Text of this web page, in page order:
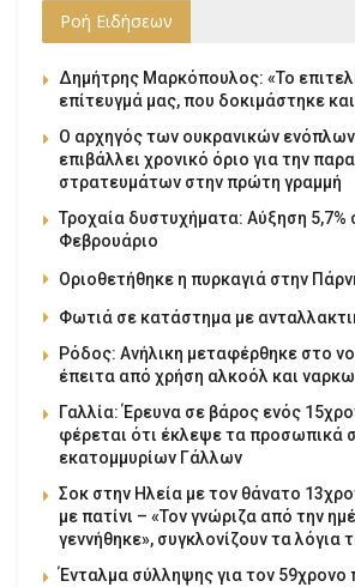
Ροή Ειδήσεων
Δημήτρης Μαρκόπουλος: «Το
επίτευγμά μας, που δοκιμάστηκε
Ο αρχηγός των ουκρανικών
επιβάλλει χρονικό όριο για την
στρατευμάτων στην πρώτη γραμμή
Τροχαία δυστυχήματα: Αύξηση 5,7%
Φεβρουάριο
Οριοθετήθηκε η πυρκαγιά στην
Φωτιά σε κατάστημα με
Ρόδος: Ανήλικη μεταφέρθηκε στο
έπειτα από χρήση αλκοόλ και
Γαλλία: Έρευνα σε βάρος ενός
φέρεται ότι έκλεψε τα προσωπικά
εκατομμυρίων Γάλλων
Σοκ στην Ηλεία με τον θάνατο
με πατίνι – «Τον γνώριζα από την
γεννήθηκε», συγκλονίζουν τα λόγια
Ένταλμα σύλληψης για τον